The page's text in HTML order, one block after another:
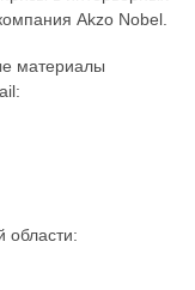
Akzo Nobel.
материалы
области: